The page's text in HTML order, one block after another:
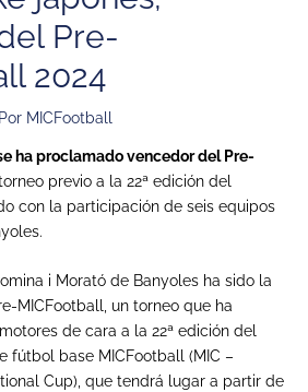
Pre-
2024
MICFootball
ha proclamado vencedor del Pre-
previo a la 22ª edición del
con la participación de seis equipos
i Morató de Banyoles ha sido la
MICFootball, un torneo que ha
de cara a la 22ª edición del
fútbol base MICFootball (MIC –
Cup), que tendrá lugar a partir de